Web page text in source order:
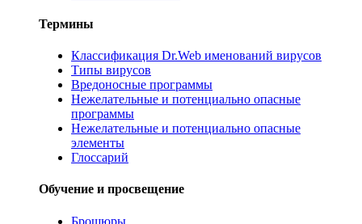
Термины
Классификация Dr.Web именований вирусов
Типы вирусов
Вредоносные программы
Нежелательные и потенциально опасные
программы
Нежелательные и потенциально опасные
элементы
Глоссарий
Обучение и просвещение
Брошюры